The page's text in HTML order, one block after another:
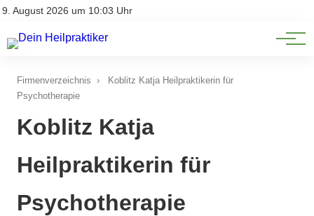
9. August 2026 um 10:03 Uhr
Impressum
Natürliche Medizin
Heilpflanzen & Kräuterkunde
Firmenverzeichnis ›
Koblitz Katja Heilpraktikerin für
Psychotherapie
Koblitz Katja
Heilpraktikerin für
Psychotherapie